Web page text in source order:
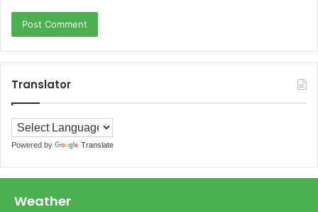
Translator
Powered by Translate
Weather